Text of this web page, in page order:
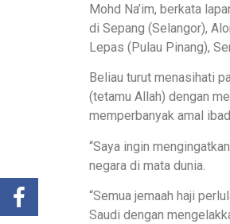
Mohd Na’im, berkata
di Sepang (Selangor),
Lepas (Pulau Pinang),
Beliau turut menasihati
(tetamu Allah) dengan
memperbanyak amal
“Saya ingin
negara di mata dunia.
“Semua jemaah haji
Saudi dengan